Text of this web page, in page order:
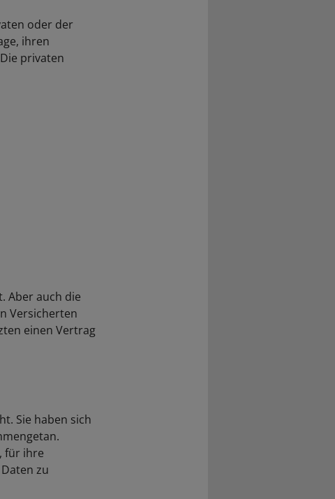
oder der
ihren
privaten
Aber auch die
Versicherten
einen Vertrag
Sie haben sich
für ihre
zu